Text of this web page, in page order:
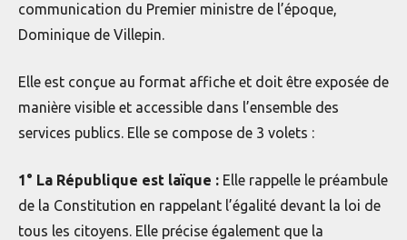
communication du Premier ministre de l’époque,
Dominique de Villepin.
Elle est conçue au format affiche et doit être exposée de
manière visible et accessible dans l’ensemble des
services publics. Elle se compose de 3 volets :
1° La République est laïque : Elle rappelle le préambule
de la Constitution en rappelant l’égalité devant la loi de
tous les citoyens. Elle précise également que la